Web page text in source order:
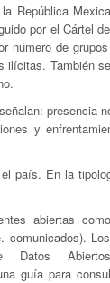
República
por el Cártel
número de
También
presencia
y
país. En la
abiertas
guía para